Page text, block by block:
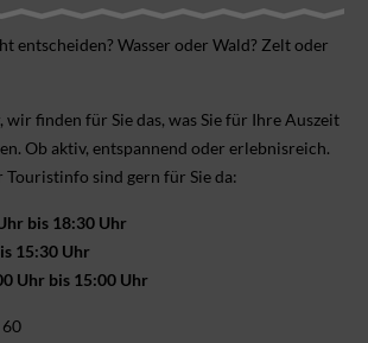
ent­scheiden? Wasser oder Wald? Zelt oder
wir finden für Sie das, was Sie für Ihre Aus­zeit
Ob aktiv, ent­spannend oder erlebnis­reich.
sind gern für Sie da:
bis 18:30 Uhr
15:30 Uhr
Uhr bis 15:00 Uhr
60